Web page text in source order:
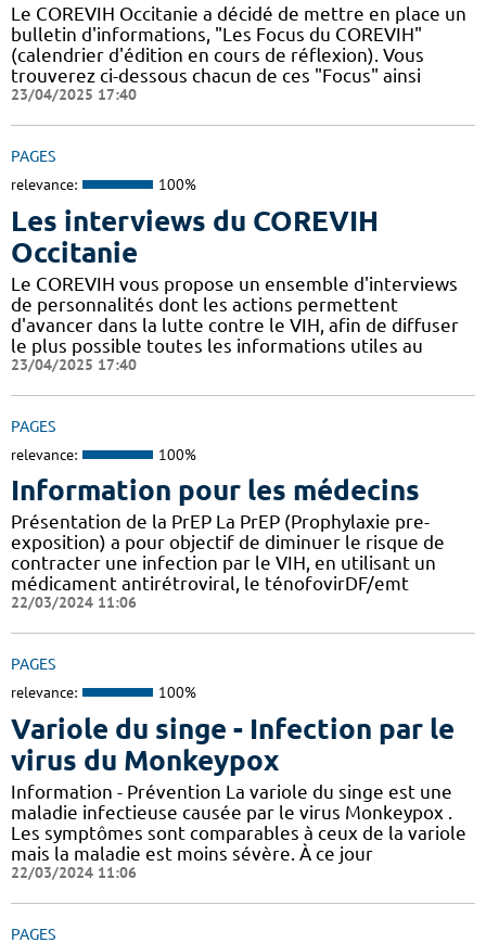
Le COREVIH Occitanie a décidé de mettre en place un
bulletin d'informations, "Les Focus du COREVIH"
(calendrier d'édition en cours de réflexion). Vous
trouverez ci-dessous chacun de ces "Focus" ainsi
23/04/2025 17:40
PAGES
relevance: 100%
Les interviews du COREVIH
Occitanie
Le COREVIH vous propose un ensemble d'interviews
de personnalités dont les actions permettent
d'avancer dans la lutte contre le VIH, afin de diffuser
le plus possible toutes les informations utiles au
23/04/2025 17:40
PAGES
relevance: 100%
Information pour les médecins
Présentation de la PrEP La PrEP (Prophylaxie pre-
exposition) a pour objectif de diminuer le risque de
contracter une infection par le VIH, en utilisant un
médicament antirétroviral, le ténofovirDF/emt
22/03/2024 11:06
PAGES
relevance: 100%
Variole du singe - Infection par le
virus du Monkeypox
Information - Prévention La variole du singe est une
maladie infectieuse causée par le virus Monkeypox .
Les symptômes sont comparables à ceux de la variole
mais la maladie est moins sévère. À ce jour
22/03/2024 11:06
PAGES